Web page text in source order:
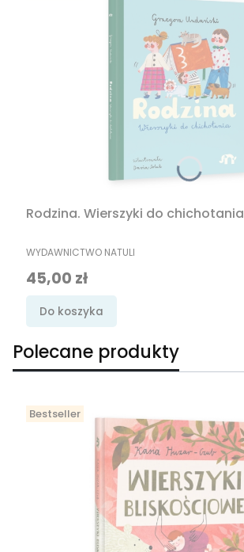
Rodzina. Wierszyki do chichotania
PRODUCENT
WYDAWNICTWO NATULI
Cena
45,00 zł
Do koszyka
Polecane produkty
Bestseller